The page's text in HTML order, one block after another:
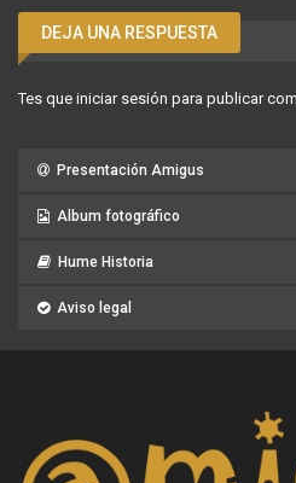
DEJA UNA RESPUESTA
Tes que iniciar sesión para publicar
Presentación Amigus
Album fotográfico
Hume Historia
Aviso legal